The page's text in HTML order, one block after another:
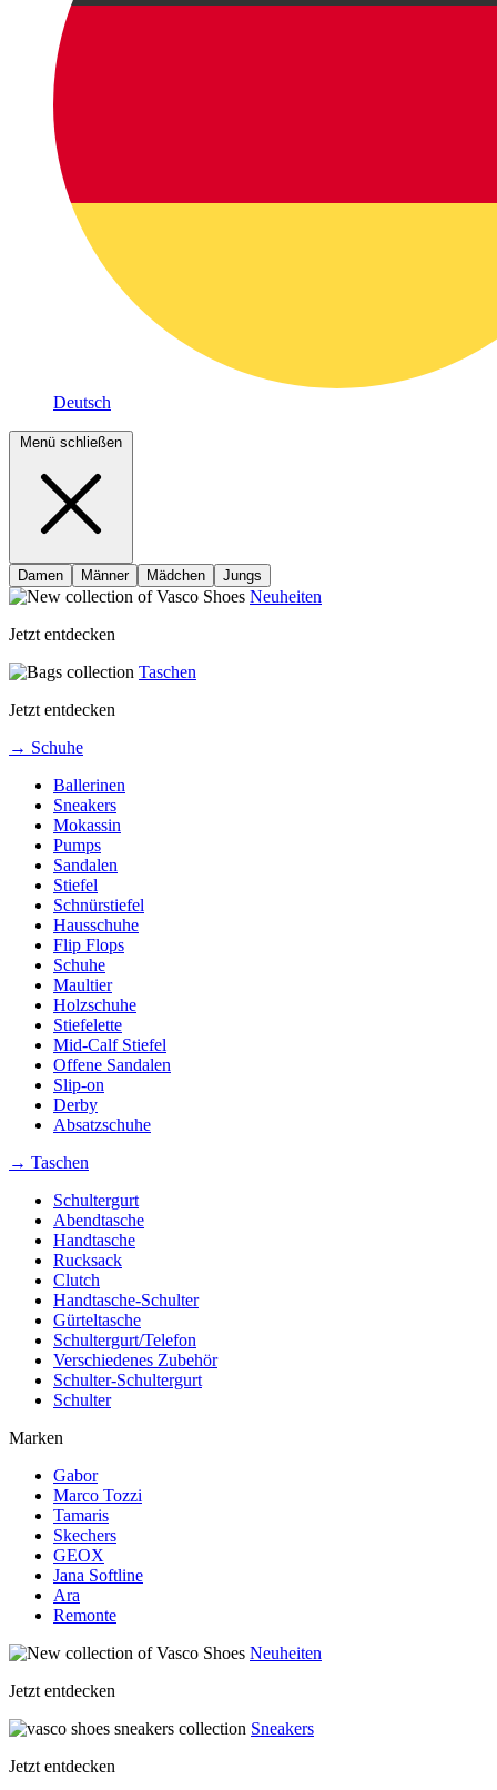
Deutsch
Menü schließen
Damen Männer Mädchen Jungs
Neuheiten
Jetzt entdecken
Taschen
Jetzt entdecken
→ Schuhe
Ballerinen
Sneakers
Mokassin
Pumps
Sandalen
Stiefel
Schnürstiefel
Hausschuhe
Flip Flops
Schuhe
Maultier
Holzschuhe
Stiefelette
Mid-Calf Stiefel
Offene Sandalen
Slip-on
Derby
Absatzschuhe
→ Taschen
Schultergurt
Abendtasche
Handtasche
Rucksack
Clutch
Handtasche-Schulter
Gürteltasche
Schultergurt/Telefon
Verschiedenes Zubehör
Schulter-Schultergurt
Schulter
Marken
Gabor
Marco Tozzi
Tamaris
Skechers
GEOX
Jana Softline
Ara
Remonte
Neuheiten
Jetzt entdecken
Sneakers
Jetzt entdecken